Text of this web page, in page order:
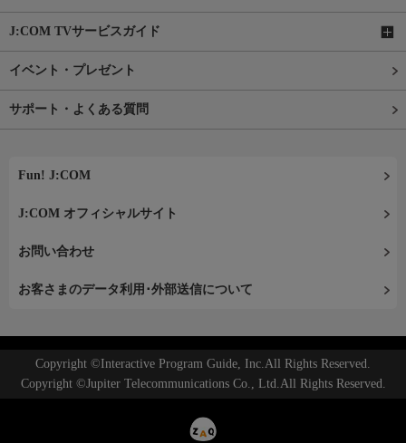
J:COM TVサービスガイド
イベント・プレゼント
サポート・よくある質問
Fun! J:COM
J:COM オフィシャルサイト
お問い合わせ
お客さまのデータ利用･外部送信について
Copyright ©Interactive Program Guide, Inc.All Rights Reserved.
Copyright ©Jupiter Telecommunications Co., Ltd.All Rights Reserved.